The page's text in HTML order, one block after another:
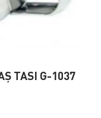
TASI G-1037